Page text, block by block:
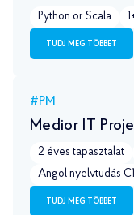
Python or Scala
TUDJ MEG TÖBBET
#PM
Medior IT
2 éves tapasztalat
Angol nyelvtudás С1
TUDJ MEG TÖBBET